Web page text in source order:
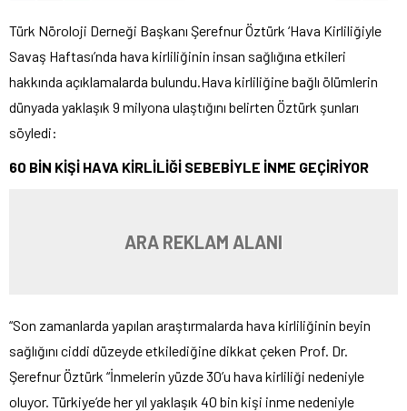
Türk Nöroloji Derneği Başkanı Şerefnur Öztürk ‘Hava Kirliliğiyle
Savaş Haftası’nda hava kirliliğinin insan sağlığına etkileri
hakkında açıklamalarda bulundu.Hava kirliliğine bağlı ölümlerin
dünyada yaklaşık 9 milyona ulaştığını belirten Öztürk şunları
söyledi:
60 BİN KİŞİ HAVA KİRLİLİĞİ SEBEBİYLE İNME GEÇİRİYOR
ARA REKLAM ALANI
“Son zamanlarda yapılan araştırmalarda hava kirliliğinin beyin
sağlığını ciddi düzeyde etkilediğine dikkat çeken Prof. Dr.
Şerefnur Öztürk “İnmelerin yüzde 30’u hava kirliliği nedeniyle
oluyor. Türkiye’de her yıl yaklaşık 40 bin kişi inme nedeniyle